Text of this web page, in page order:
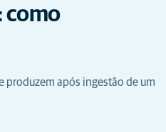
como
produzem após ingestão de um